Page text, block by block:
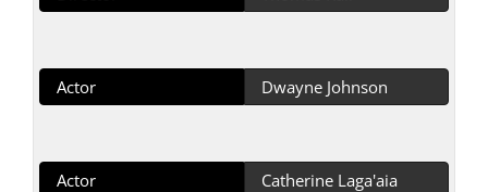
Actor Dwayne Johnson
Actor Catherine Laga'aia